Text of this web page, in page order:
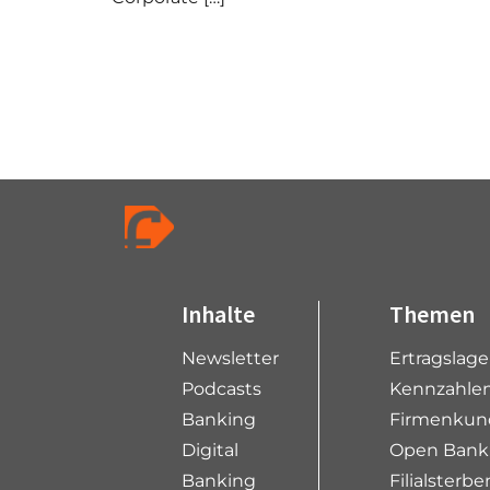
g
Inhalte
Newsletter
Podcasts
Banking
Digital
Banking
Themen
Open